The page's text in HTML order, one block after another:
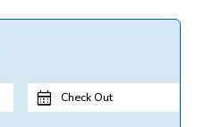
Check Out